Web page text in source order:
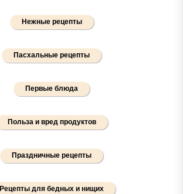
Нежные рецепты
Пасхальные рецепты
Первые блюда
Польза и вред продуктов
Праздничные рецепты
Рецепты для бедных и нищих